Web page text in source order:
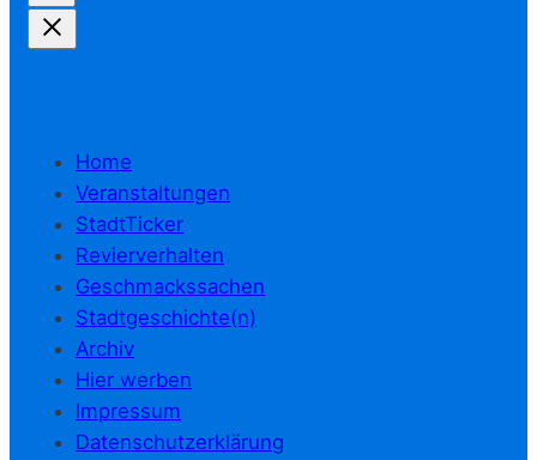
Home
Veranstaltungen
StadtTicker
Revierverhalten
Geschmackssachen
Stadtgeschichte(n)
Archiv
Hier werben
Impressum
Datenschutzerklärung